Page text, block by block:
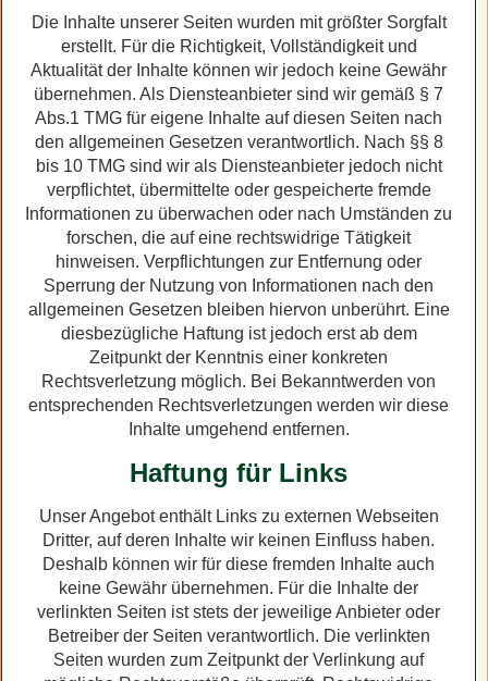
Die Inhalte unserer Seiten wurden mit größter Sorgfalt
erstellt. Für die Richtigkeit, Vollständigkeit und
Aktualität der Inhalte können wir jedoch keine Gewähr
übernehmen. Als Diensteanbieter sind wir gemäß § 7
Abs.1 TMG für eigene Inhalte auf diesen Seiten nach
den allgemeinen Gesetzen verantwortlich. Nach §§ 8
bis 10 TMG sind wir als Diensteanbieter jedoch nicht
verpflichtet, übermittelte oder gespeicherte fremde
Informationen zu überwachen oder nach Umständen zu
forschen, die auf eine rechtswidrige Tätigkeit
hinweisen. Verpflichtungen zur Entfernung oder
Sperrung der Nutzung von Informationen nach den
allgemeinen Gesetzen bleiben hiervon unberührt. Eine
diesbezügliche Haftung ist jedoch erst ab dem
Zeitpunkt der Kenntnis einer konkreten
Rechtsverletzung möglich. Bei Bekanntwerden von
entsprechenden Rechtsverletzungen werden wir diese
Inhalte umgehend entfernen.
Haftung für Links
Unser Angebot enthält Links zu externen Webseiten
Dritter, auf deren Inhalte wir keinen Einfluss haben.
Deshalb können wir für diese fremden Inhalte auch
keine Gewähr übernehmen. Für die Inhalte der
verlinkten Seiten ist stets der jeweilige Anbieter oder
Betreiber der Seiten verantwortlich. Die verlinkten
Seiten wurden zum Zeitpunkt der Verlinkung auf